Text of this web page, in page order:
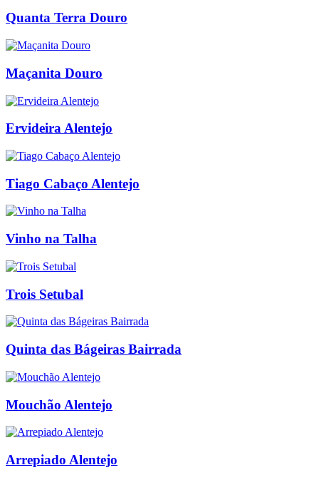
Quanta Terra Douro
Maçanita Douro
Ervideira Alentejo
Tiago Cabaço Alentejo
Vinho na Talha
Trois Setubal
Quinta das Bágeiras Bairrada
Mouchão Alentejo
Arrepiado Alentejo